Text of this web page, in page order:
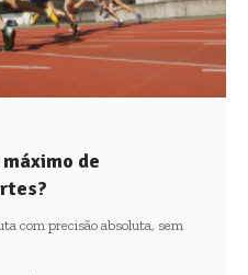
de
com precisão absoluta, sem